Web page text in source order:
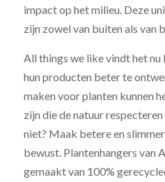
impact op het milieu. Deze
zijn zowel van buiten als van
All things we like vindt het
hun producten beter te
maken voor planten kunnen
zijn die de natuur
niet? Maak betere en
bewust. Plantenhangers van
gemaakt van 100%